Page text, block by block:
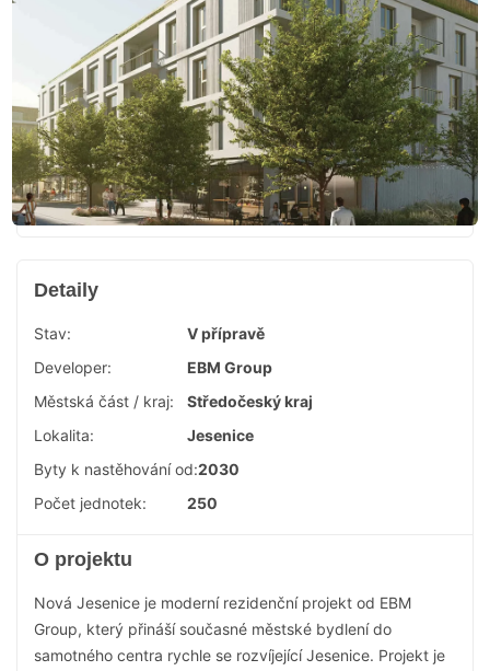
Detaily
Stav:
V přípravě
Developer:
EBM Group
Městská část / kraj:
Středočeský kraj
Lokalita:
Jesenice
Byty k nastěhování od:2030
Počet jednotek:
250
O projektu
Nová Jesenice je moderní rezidenční projekt od EBM
Group, který přináší současné městské bydlení do
samotného centra rychle se rozvíjející Jesenice. Projekt je